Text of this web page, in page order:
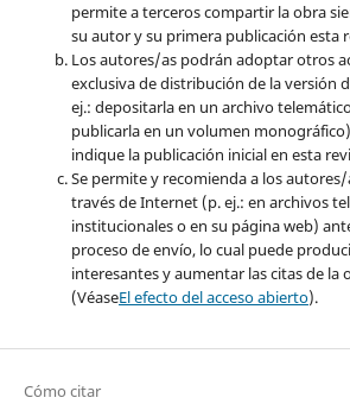
permite a terceros compartir la obra
su autor y su primera publicación esta
Los autores/as podrán adoptar otros
exclusiva de distribución de la versión
ej.: depositarla en un archivo
publicarla en un volumen
indique la publicación inicial en esta
Se permite y recomienda a los
través de Internet (p. ej.: en archivos
institucionales o en su página web)
proceso de envío, lo cual puede
interesantes y aumentar las citas de la
(VéaseEl efecto del acceso abierto).
Cómo citar